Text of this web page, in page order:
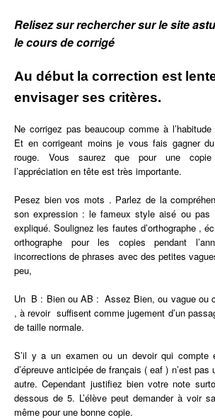
Relisez sur rechercher sur le site
le cours de corrigé
Au début la correction est
envisager ses critères.
Ne corrigez pas beaucoup comme à l’habitude
Et en corrigeant moins je vous fais gagner
rouge. Vous saurez que pour une
l’appréciation en tête est très importante.
Pesez bien vos mots . Parlez de la
son expression : le fameux style aisé ou
expliqué. Soulignez les fautes d’orthographe ,
orthographe pour les copies pendant
incorrections de phrases avec des petites
peu,
Un B : Bien ou AB : Assez Bien, ou vague ou
, à revoir suffisent comme jugement d’un
de taille normale.
S’il y a un examen ou un devoir qui compte
d’épreuve anticipée de français ( eaf ) n’est
autre. Cependant justifiez bien votre note
dessous de 5. L’élève peut demander à voir
même pour une bonne copie.